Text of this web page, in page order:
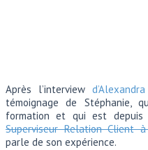
Après l’interview
témoignage de Stéphanie,
formation et qui est
Superviseur Relation Client
parle de son expérience.